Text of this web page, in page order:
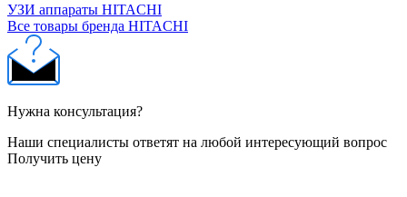
УЗИ аппараты HITACHI
Все товары бренда HITACHI
Нужна консультация?
Наши специалисты ответят на любой интересующий вопрос
Получить цену